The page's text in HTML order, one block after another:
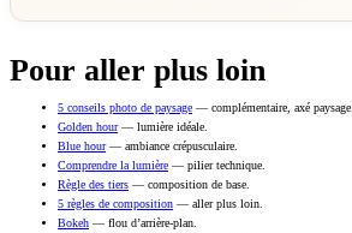
Pour aller plus loin
5 conseils photo de paysage — complémentaire, axé paysage.
Golden hour— lumière idéale.
Blue hour— ambiance crépusculaire.
Comprendre la lumière — pilier technique.
Règle des tiers — composition de base.
5 règles de composition — aller plus loin.
Bokeh — flou d’arrière-plan.